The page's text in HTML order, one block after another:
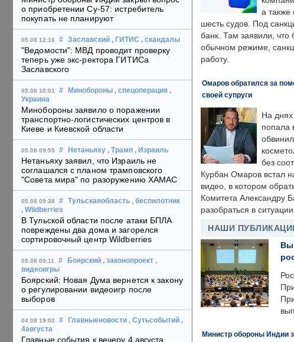
о приобретении Су-57: истребитель
покупать не планируют
05.08 12:16 # Заславский , ГИТИС , скандалы
"Ведомости": МВД проводит проверку
теперь уже экс-ректора ГИТИСа
Заславского
05.08 10:01 # Минобороны , спецоперация ,
Украина
Минобороны заявило о поражении
транспортно-логистических центров в
Киеве и Киевской области
05.08 09:55 # Нетаньяху , Трамп , Израиль
Нетаньяху заявил, что Израиль не
соглашался с планом трамповского
"Совета мира" по разоружению ХАМАС
05.08 09:38 # Тульскаяобласть , беспилотник
, Wildberries
В Тульской области после атаки БПЛА
повреждены два дома и загорелся
сортировочный центр Wildberries
05.08 09:11 # Боярский , законопроект ,
видеоигры
Боярский: Новая Дума вернется к закону
о регулировании видеоигр после
выборов
04.08 19:02 # Главныеновости , Сутьсобытий ,
4августа
Главные события к вечеру 4 августа
а также
шесть судов. Под
банк. Там заявили, что
обычном режиме,
работу.
Омаров обратился за
своей супруги
На
попала
без
Курбан Омаров встал
видео, в котором
Комитета Александру
разобраться в
НАШИ
Министр обороны Индии